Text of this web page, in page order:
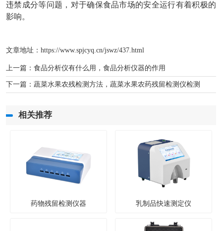
违禁成分等问题，对于确保食品市场的安全运行有着积极的
影响。
文章地址： https://www.spjcyq.cn/jswz/437.html
上一篇： 食品分析仪有什么用，食品分析仪器的作用
下一篇： 蔬菜水果农残检测方法，蔬菜水果农药残留检测仪检测
相关推荐
药物残留检测仪器 乳制品快速测定仪